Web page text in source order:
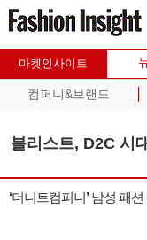
마켓인사이트
컴퍼니&브랜드
블리스트, D2C 시
‘더니트컴퍼니’ 남성 패